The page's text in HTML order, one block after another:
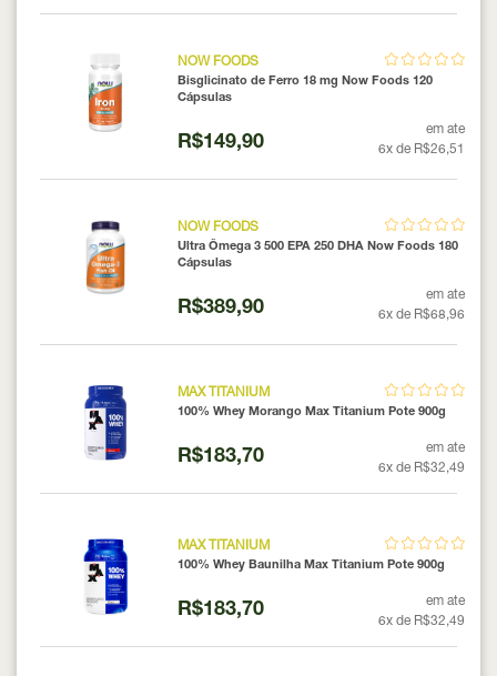
NOW FOODS
Bisglicinato de Ferro 18 mg Now Foods 120
Cápsulas
R$149,90
em ate
6x de R$26,51
NOW FOODS
Ultra Ômega 3 500 EPA 250 DHA Now Foods 180
Cápsulas
R$389,90
em ate
6x de R$68,96
MAX TITANIUM
100% Whey Morango Max Titanium Pote 900g
R$183,70
em ate
6x de R$32,49
MAX TITANIUM
100% Whey Baunilha Max Titanium Pote 900g
R$183,70
em ate
6x de R$32,49